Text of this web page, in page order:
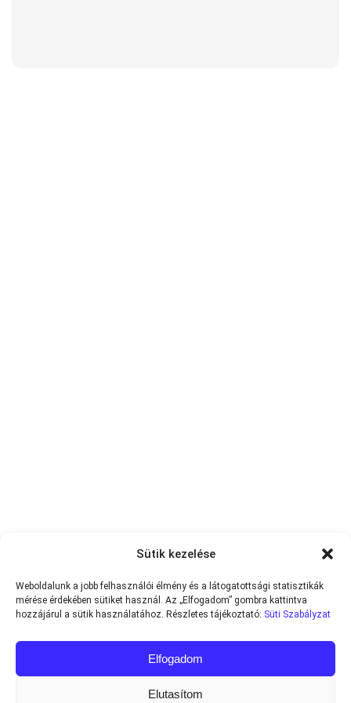
Sütik kezelése
Weboldalunk a jobb felhasználói élmény és a látogatottsági statisztikák
mérése érdekében sütiket használ. Az „Elfogadom” gombra kattintva
hozzájárul a sütik használatához. Részletes tájékoztató: Süti Szabályzat
Elfogadom
Elutasítom